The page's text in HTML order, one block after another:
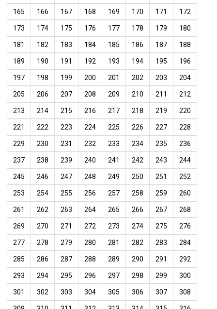
165 166 167 168 169 170 171 172
173 174 175 176 177 178 179 180
181 182 183 184 185 186 187 188
189 190 191 192 193 194 195 196
197 198 199 200 201 202 203 204
205 206 207 208 209 210 211 212
213 214 215 216 217 218 219 220
221 222 223 224 225 226 227 228
229 230 231 232 233 234 235 236
237 238 239 240 241 242 243 244
245 246 247 248 249 250 251 252
253 254 255 256 257 258 259 260
261 262 263 264 265 266 267 268
269 270 271 272 273 274 275 276
277 278 279 280 281 282 283 284
285 286 287 288 289 290 291 292
293 294 295 296 297 298 299 300
301 302 303 304 305 306 307 308